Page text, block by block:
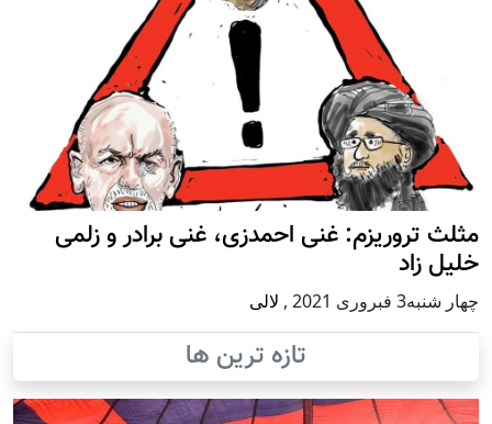
مثلث تروریزم: غنی احمدزی، غنی برادر و زلمی
خلیل زاد
چهار شنبه3 فبروری 2021 , لالی
تازه ترین ها